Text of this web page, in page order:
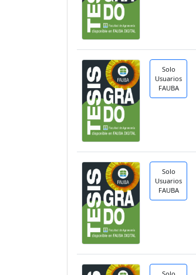
Solo
Usuarios
FAUBA
Solo
Usuarios
FAUBA
Solo